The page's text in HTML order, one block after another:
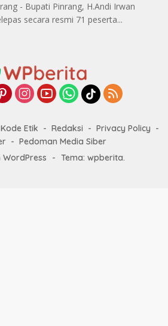
- Bupati Pinrang, H.Andi Irwan
secara resmi 71 peserta...
Kode Etik Redaksi
Privacy Policy
Pedoman Media Siber
- Tema: wpberita.